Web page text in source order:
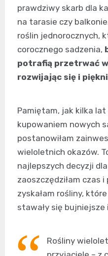
prawdziwy skarb dla
na tarasie czy
roślin jednorocznych,
corocznego sadzenia,
potrafią przetrwać
rozwijając się i
Pamiętam, jak kilka lat
kupowaniem nowych
postanowiłam
wieloletnich okazów.
najlepszych decyzji
zaoszczędziłam czas
zyskałam rośliny,
stawały się bujniejsze
Rośliny